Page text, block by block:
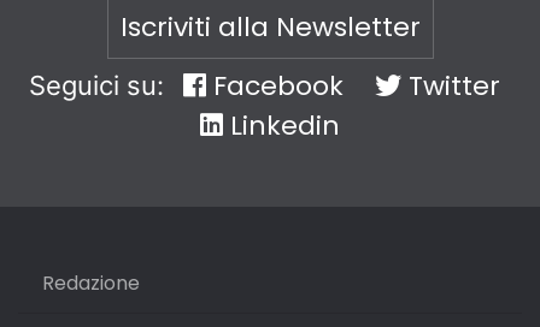
Iscriviti alla Newsletter
Seguici su: Facebook
Twitter
Linkedin
Redazione